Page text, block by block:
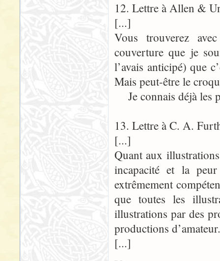
12. Lettre à Allen
[...]
Vous trouverez
couverture que je
l’avais anticipé) que
Mais peut-être le
Je connais déjà les
13. Lettre à C. A.
[...]
Quant aux
incapacité et la
extrêmement
que toutes les
illustrations par des
productions d’amateur.
[...]